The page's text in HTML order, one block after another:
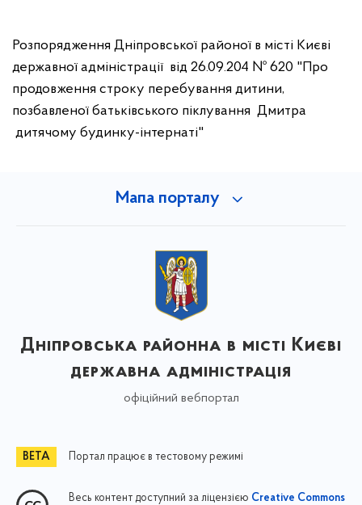
Розпорядження Дніпровської районої в місті Києві
державної адміністрації від 26.09.204 № 620 "Про
продовження строку перебування дитини,
позбавленої батьківського піклування Дмитра
дитячому будинку-інтернаті"
Мапа порталу
Дніпровська районна в місті Києві
державна адміністрація
офіційний вебпортал
Портал працює в тестовому режимі
Весь контент доступний за ліцензією Creative Commons